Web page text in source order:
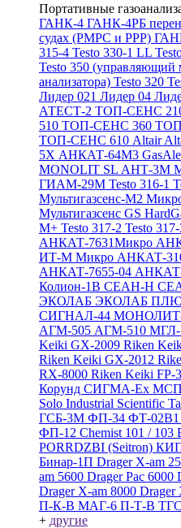
Портативные
ГАНК-4 ГАНК-4РБ
судах (РМРС и РРР)
315-4 Testo 330-1 LL
Testo 350 (управляющий
анализатора) Testo 320
Лидер 021 Лидер 04
АТЕСТ-2 ТОП-СЕНС
510 ТОП-СЕНС 360
ТОП-СЕНС 610 Altair
5X АНКАТ-64М3
MONOLIT SL АНТ-3М
ГИАМ-29М Testo 316-1
Мультигазсенс-М2
Мультигазсенс GS
M+ Testo 317-2 Testo
АНКАТ-7631Микро
ИТ-М Микро АНКАТ-
АНКАТ-7655-04 АНКАТ-
Колион-1В СЕАН-Н
ЭКОЛАБ ЭКОЛАБ
СИГНАЛ-44
АГМ-505 АГМ-510 МГЛ-
Keiki GX-2009 Riken
Riken Keiki GX-2012
RX-8000 Riken Keiki FP-
Корунд СИГМА-Ех
Solo Industrial Scientific
ГСБ-3М ФП-34 ФТ-02В1
ФП-12 Chemist 101 / 103
PORRDZBI (Seitron)
Бинар-1П Drager X-am
am 5600 Drager Pac 6000
Drager X-am 8000 Drager
П-К-В МАГ-6 П-Т-В
+ другие